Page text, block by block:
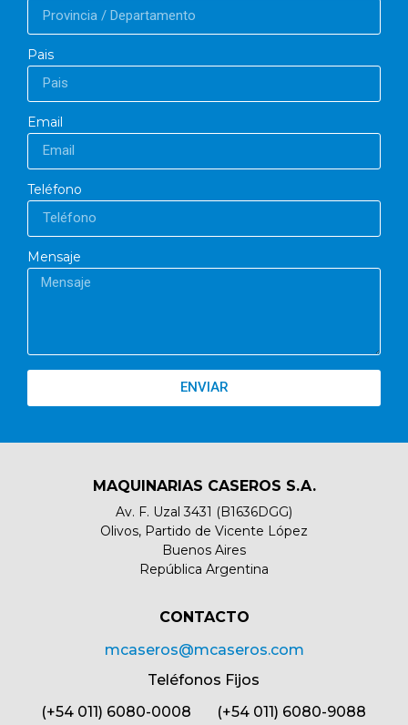
Pais
Email
Teléfono
Mensaje
ENVIAR
MAQUINARIAS CASEROS S.A.
Av. F. Uzal 3431 (B1636DGG)
Olivos, Partido de Vicente López
Buenos Aires
República Argentina
CONTACTO​
mcaseros@mcaseros.com
Teléfonos Fijos
(+54 011) 6080-0008 (+54 011) 6080-9088